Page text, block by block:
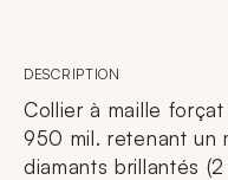
DESCRIPTION
Collier à maille
950 mil. retenant
diamants brillantés